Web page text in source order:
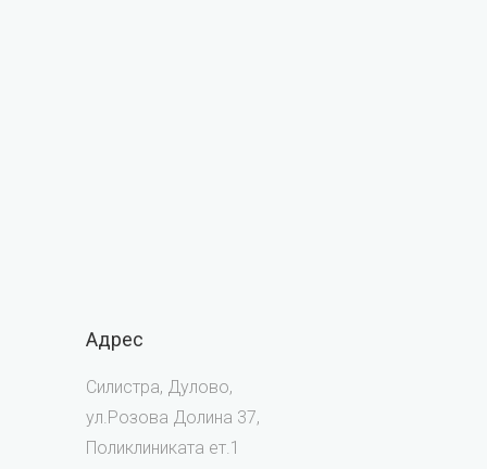
Адрес
Силистра, Дулово,
ул.Розова Долина 37,
Поликлиниката ет.1